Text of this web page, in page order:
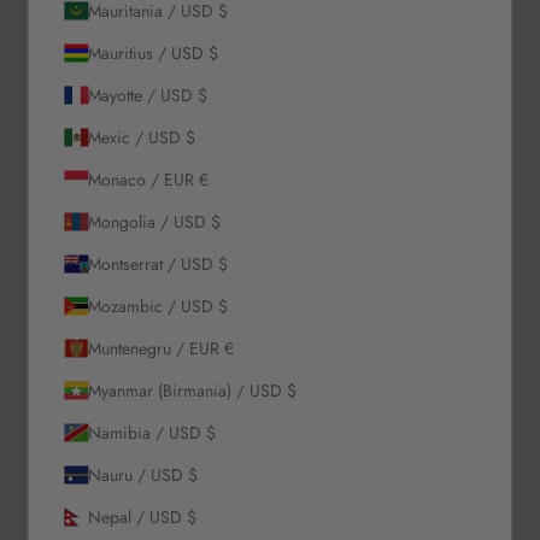
ABONEAZĂ-TE
Contactează-ne
Solicitări En-Gros
Comenzi & Livrări
Retururi & Rambursări
Mauritania / USD $
Mauritius / USD $
Mayotte / USD $
Mexic / USD $
Monaco / EUR €
Mongolia / USD $
Montserrat / USD $
Mozambic / USD $
Muntenegru / EUR €
Myanmar (Birmania) / USD $
Namibia / USD $
Nauru / USD $
Nepal / USD $